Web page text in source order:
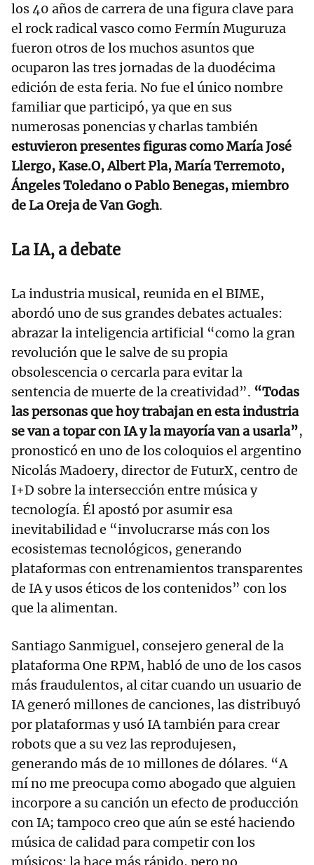
los 40 años de carrera de una figura clave para
el rock radical vasco como Fermín Muguruza
fueron otros de los muchos asuntos que
ocuparon las tres jornadas de la duodécima
edición de esta feria. No fue el único nombre
familiar que participó, ya que en sus
numerosas ponencias y charlas también
estuvieron presentes figuras como María José
Llergo, Kase.O, Albert Pla, María Terremoto,
Ángeles Toledano o Pablo Benegas, miembro
de La Oreja de Van Gogh.
La IA, a debate
La industria musical, reunida en el BIME,
abordó uno de sus grandes debates actuales:
abrazar la inteligencia artificial “como la gran
revolución que le salve de su propia
obsolescencia o cercarla para evitar la
sentencia de muerte de la creatividad”. “Todas
las personas que hoy trabajan en esta industria
se van a topar con IA y la mayoría van a usarla”,
pronosticó en uno de los coloquios el argentino
Nicolás Madoery, director de FuturX, centro de
I+D sobre la intersección entre música y
tecnología. Él apostó por asumir esa
inevitabilidad e “involucrarse más con los
ecosistemas tecnológicos, generando
plataformas con entrenamientos transparentes
de IA y usos éticos de los contenidos” con los
que la alimentan.
Santiago Sanmiguel, consejero general de la
plataforma One RPM, habló de uno de los casos
más fraudulentos, al citar cuando un usuario de
IA generó millones de canciones, las distribuyó
por plataformas y usó IA también para crear
robots que a su vez las reprodujesen,
generando más de 10 millones de dólares. “A
mí no me preocupa como abogado que alguien
incorpore a su canción un efecto de producción
con IA; tampoco creo que aún se esté haciendo
música de calidad para competir con los